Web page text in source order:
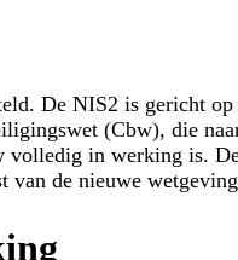
De NIS2 is gericht
(Cbw), die
in werking is.
van de nieuwe